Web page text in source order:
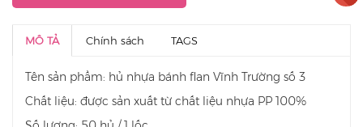
MÔ TẢ Chính sách TAGS
Tên sản phẩm: hủ nhựa bánh flan Vĩnh Trường số 3
Chất liệu: được sản xuất từ chất liệu nhựa PP 100%